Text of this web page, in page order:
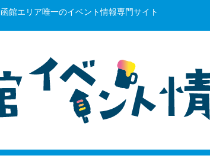
函館エリア唯一のイベント情報専門サイト